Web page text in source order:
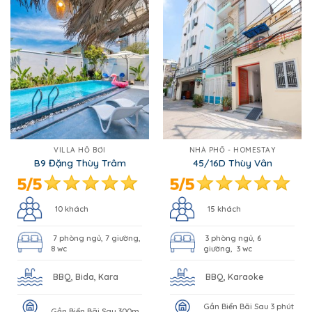
VILLA HỒ BƠI
B9 Đặng Thùy Trâm
10 khách
7 phòng ngủ, 7 giường,
8 wc
BBQ, Bida, Kara
NHÀ PHỐ - HOMESTAY
45/16D Thùy Vân
15 khách
3 phòng ngủ, 6
giường, 3 wc
BBQ, Karaoke
Gần Biển Bãi Sau 3 phút